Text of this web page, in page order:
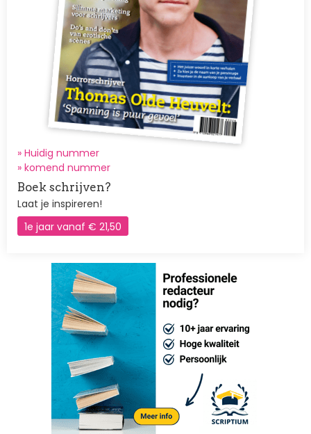
» Huidig nummer
» komend nummer
Boek schrijven?
Laat je inspireren!
1e jaar vanaf € 21,50